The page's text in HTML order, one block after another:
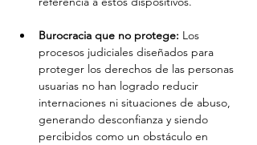
Burocracia que no protege: Los
procesos judiciales diseñados para
proteger los derechos de las personas
usuarias no han logrado reducir
internaciones ni situaciones de abuso,
generando desconfianza y siendo
percibidos como un obstáculo en